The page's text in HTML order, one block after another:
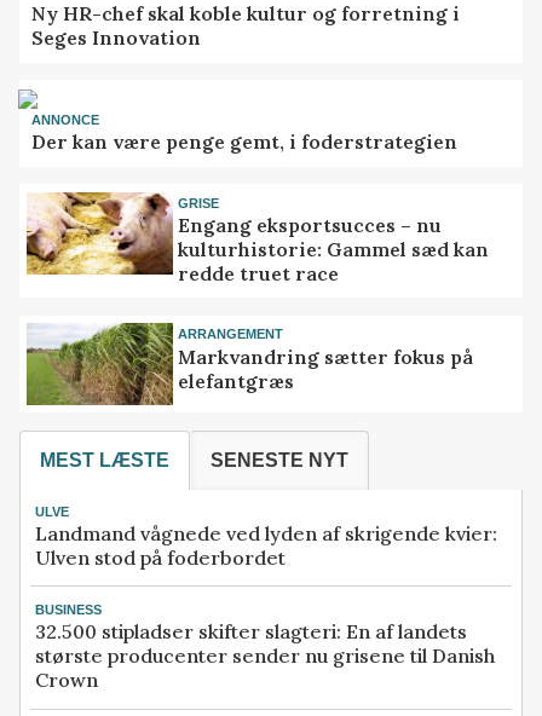
Ny HR-chef skal koble kultur og forretning i
Seges Innovation
ANNONCE
Der kan være penge gemt, i foderstrategien
GRISE
Engang eksportsucces – nu
kulturhistorie: Gammel sæd kan
redde truet race
ARRANGEMENT
Markvandring sætter fokus på
elefantgræs
MEST LÆSTE SENESTE NYT
ULVE
Landmand vågnede ved lyden af skrigende kvier:
Ulven stod på foderbordet
BUSINESS
32.500 stipladser skifter slagteri: En af landets
største producenter sender nu grisene til Danish
Crown